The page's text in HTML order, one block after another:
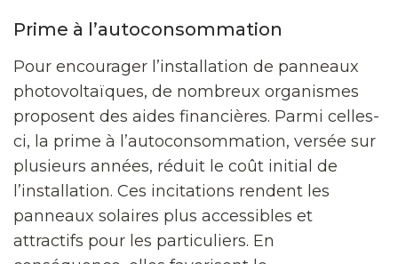
Prime à l’autoconsommation
Pour encourager l’installation de panneaux
photovoltaïques, de nombreux organismes
proposent des aides financières. Parmi celles-
ci, la prime à l’autoconsommation, versée sur
plusieurs années, réduit le coût initial de
l’installation. Ces incitations rendent les
panneaux solaires plus accessibles et
attractifs pour les particuliers. En